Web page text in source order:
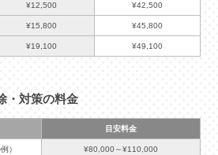
¥12,500 ¥42,500
¥15,800 ¥45,800
¥19,100 ¥49,100
・対策の料金
目安料金
） ¥80,000～¥110,000